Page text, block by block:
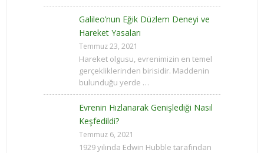
Galileo’nun Eğik Düzlem Deneyi ve
Hareket Yasaları
Temmuz 23, 2021
Hareket olgusu, evrenimizin en temel
gerçekliklerinden birisidir. Maddenin
bulunduğu yerde …
Evrenin Hızlanarak Genişlediği Nasıl
Keşfedildi?
Temmuz 6, 2021
1929 yılında Edwin Hubble tarafından